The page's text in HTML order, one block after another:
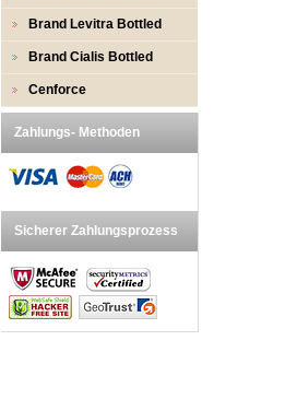
Brand Levitra Bottled
Brand Cialis Bottled
Cenforce
Zahlungs- Methoden
Sicherer Zahlungsprozess